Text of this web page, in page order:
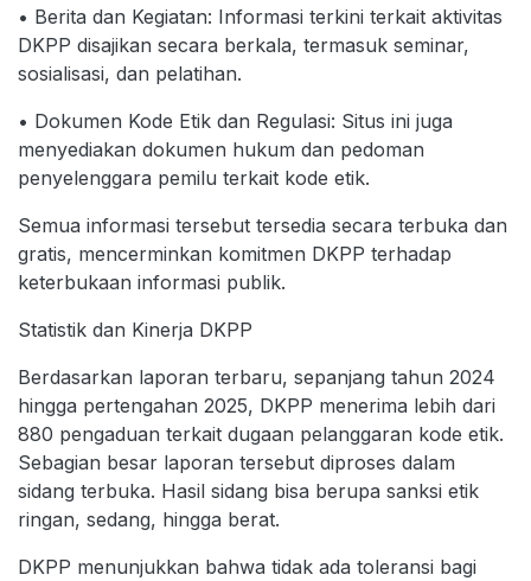
• Berita dan Kegiatan: Informasi terkini terkait aktivitas
DKPP disajikan secara berkala, termasuk seminar,
sosialisasi, dan pelatihan.
• Dokumen Kode Etik dan Regulasi: Situs ini juga
menyediakan dokumen hukum dan pedoman
penyelenggara pemilu terkait kode etik.
Semua informasi tersebut tersedia secara terbuka dan
gratis, mencerminkan komitmen DKPP terhadap
keterbukaan informasi publik.
Statistik dan Kinerja DKPP
Berdasarkan laporan terbaru, sepanjang tahun 2024
hingga pertengahan 2025, DKPP menerima lebih dari
880 pengaduan terkait dugaan pelanggaran kode etik.
Sebagian besar laporan tersebut diproses dalam
sidang terbuka. Hasil sidang bisa berupa sanksi etik
ringan, sedang, hingga berat.
DKPP menunjukkan bahwa tidak ada toleransi bagi